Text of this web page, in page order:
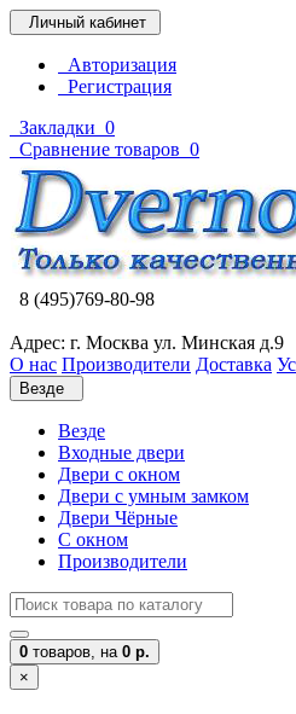
Личный кабинет
Авторизация
Регистрация
Закладки 0
Сравнение товаров 0
8 (495)769-80-98
Адрес: г. Москва ул. Минская д.9
О нас Производители Доставка
Везде
Везде
Входные двери
Двери с окном
Двери с умным замком
Двери Чёрные
C окном
Производители
0 товаров, на 0 р.
×